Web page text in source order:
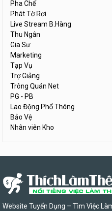
Pha Chế
Phát Tờ Rơi
Live Stream B.Hàng
Thu Ngân
Gia Sư
Marketing
Tạp Vụ
Trợ Giảng
Trông Quán Net
PG - PB
Lao Động Phổ Thông
Bảo Vệ
Nhân viên Kho
Website Tuyển Dụng – Tìm Việc